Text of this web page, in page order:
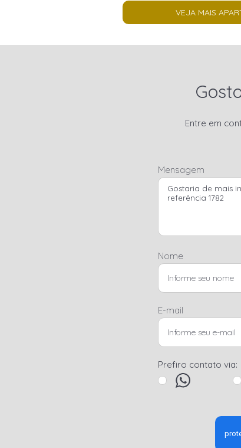
VEJA MAIS
Entre em
Mensagem
Nome
E-mail
Prefiro contato via: